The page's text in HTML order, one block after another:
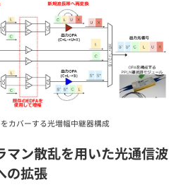
をカバーする光増幅中継器構成
ン散乱を用いた光通信波
の拡張